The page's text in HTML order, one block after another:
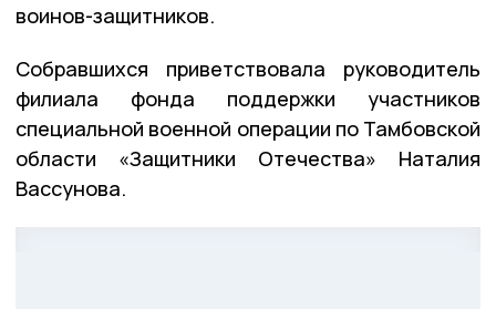
воинов-защитников.
Собравшихся приветствовала руководитель
филиала фонда поддержки участников
специальной военной операции по Тамбовской
области «Защитники Отечества» Наталия
Вассунова.